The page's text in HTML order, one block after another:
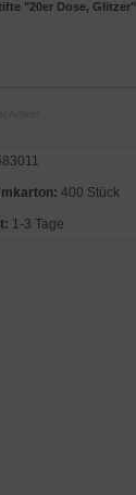
"20er Dose, Glitzer"
400 Stück
1-3 Tage